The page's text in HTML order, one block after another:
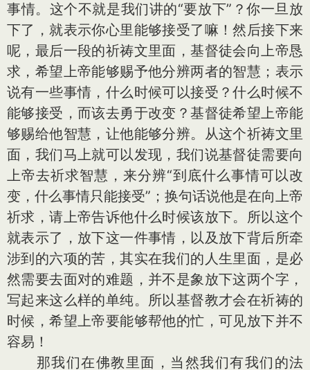
事情。这个不就是我们讲的“要放下”？你一旦放
下了，就表示你心里能够接受了嘛！然后接下来
呢，最后一段的祈祷文里面，基督徒会向上帝恳
求，希望上帝能够赐予他分辨两者的智慧；表示
说有一些事情，什么时候可以接受？什么时候不
能够接受，而该去勇于改变？基督徒希望上帝能
够赐给他智慧，让他能够分辨。从这个祈祷文里
面，我们马上就可以发现，我们说基督徒需要向
上帝去祈求智慧，来分辨“到底什么事情可以改
变，什么事情只能接受”；换句话说他是在向上帝
祈求，请上帝告诉他什么时候该放下。所以这个
就表示了，放下这一件事情，以及放下背后所牵
涉到的六项的苦，其实在我们的人生里面，是必
然需要去面对的难题，并不是象放下这两个字，
写起来这么样的单纯。所以基督教才会在祈祷的
时候，希望上帝要能够帮他的忙，可见放下并不
容易！
那我们在佛教里面，当然我们有我们的法